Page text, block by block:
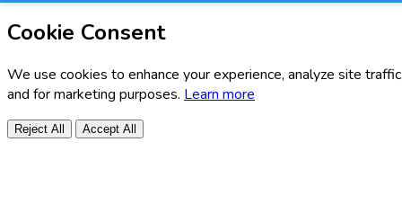
Cookie Consent
We use cookies to enhance your experience, analyze site
and for marketing purposes. Learn more
Reject All Accept All